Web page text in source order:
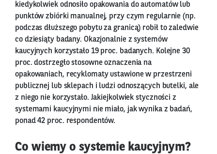
kiedykolwiek odnosiło opakowania do automatów lub
punktów zbiórki manualnej, przy czym regularnie (np.
podczas dłuższego pobytu za granicą) robił to zaledwie
co dziesiąty badany. Okazjonalnie z systemów
kaucyjnych korzystało 19 proc. badanych. Kolejne 30
proc. dostrzegło stosowne oznaczenia na
opakowaniach, recyklomaty ustawione w przestrzeni
publicznej lub sklepach i ludzi odnoszących butelki, ale
z niego nie korzystało. Jakiejkolwiek styczności z
systemami kaucyjnymi nie miało, jak wynika z badań,
ponad 42 proc. respondentów.
Co wiemy o systemie kaucyjnym?